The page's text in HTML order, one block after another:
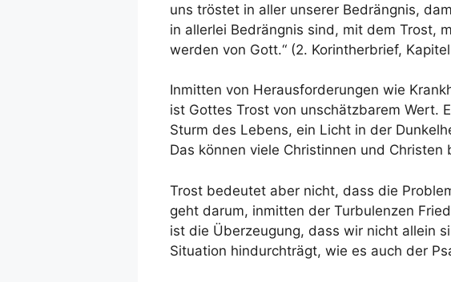
uns tröstet in aller unserer Bedrängnis,
in allerlei Bedrängnis sind, mit dem Trost,
werden von Gott.“ (2. Korintherbrief,
Inmitten von Herausforderungen wie
ist Gottes Trost von unschätzbarem Wert.
Sturm des Lebens, ein Licht in der
Das können viele Christinnen und Christen
Trost bedeutet aber nicht, dass die
geht darum, inmitten der Turbulenzen
ist die Überzeugung, dass wir nicht allein
Situation hindurchträgt, wie es auch der